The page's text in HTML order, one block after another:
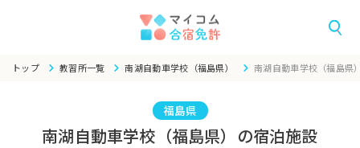
トップ 教習所一覧 南湖自動車学校（福島県） 南湖自動車学校（福島県
福島県
南湖自動車学校（福島県）の宿泊施設